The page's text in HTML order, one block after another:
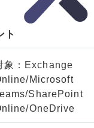
ト
象：Exchange
Microsoft
SharePoint
OneDrive